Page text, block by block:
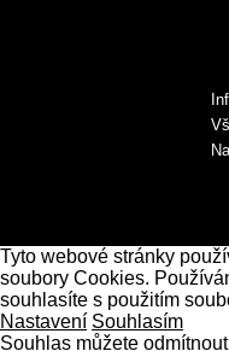
Tyto webové stránky
soubory Cookies.
souhlasíte s použitím
Nastavení Souhlasím
Souhlas můžete